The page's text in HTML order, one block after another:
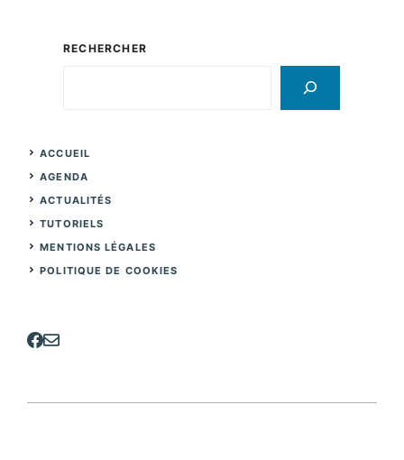
RECHERCHER
ACCUEIL
AGENDA
ACTUALITÉS
TUTORIELS
MENTIONS LÉGALES
POLITIQUE DE COOKIES